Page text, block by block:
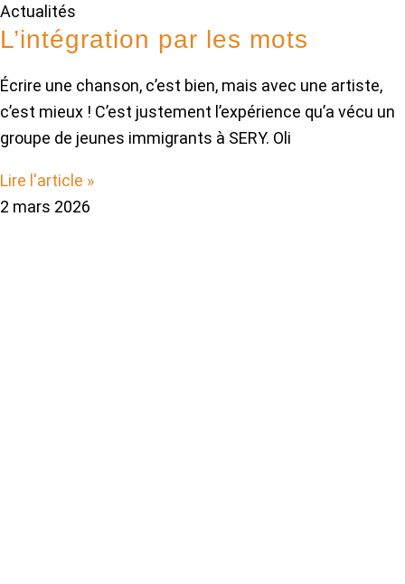
Actualités
L’intégration par les mots
Écrire une chanson, c’est bien, mais avec une artiste,
c’est mieux ! C’est justement l’expérience qu’a vécu un
groupe de jeunes immigrants à SERY. Oli
Lire l'article »
2 mars 2026